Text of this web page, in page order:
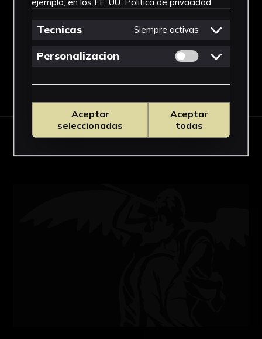
52,5 x 40 cm
Descargar Ficha
OBRAS RELACIONADAS
Tecnicas Siempre activas
Personalizacion Permitir cookies
Aceptar
seleccionadas
Aceptar
todas